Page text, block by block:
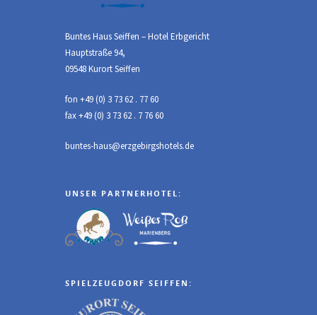
Buntes Haus Seiffen – Hotel Erbgericht
Hauptstraße 94,
09548 Kurort Seiffen
fon +49 (0) 3 73 62 . 77 60
fax +49 (0) 3 73 62 . 7 76 60
buntes-haus@erzgebirgshotels.de
UNSER PARTNERHOTEL:
SPIELZEUGDORF SEIFFEN: